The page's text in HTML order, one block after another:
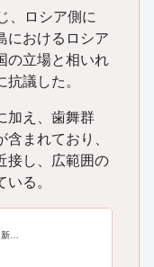
、ロシア側に
におけるロシア
の立場と相いれ
議した。
加え、歯舞群
まれており、
接し、広範囲の
る。
新…